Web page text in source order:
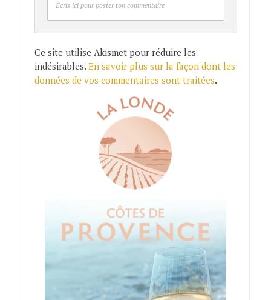
Ecris ici pour poster ton commentaire
Ce site utilise Akismet pour réduire les
indésirables. En savoir plus sur la façon dont les
données de vos commentaires sont traitées.